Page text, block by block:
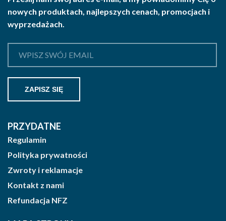
na
stronie
nowych produktach, najlepszych cenach, promocjach i
wyprzedażach.
PRZYDATNE
Regulamin
Polityka prywatności
Zwroty i reklamacje
Kontakt z nami
Refundacja NFZ